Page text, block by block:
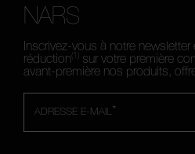
NARS
Inscrivez-vous à notre
réduction (1) sur votre première
avant-première nos produits,
*
ADRESSE E-MAIL